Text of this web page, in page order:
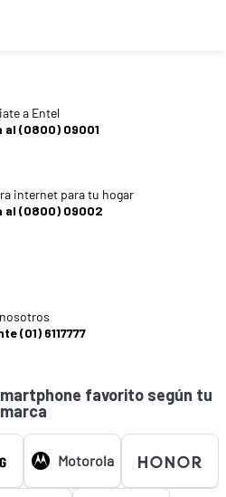
a Entel
al (0800) 09001
internet para tu hogar
al (0800) 09002
(01) 6117777
favorito según tu
marca
Motorola